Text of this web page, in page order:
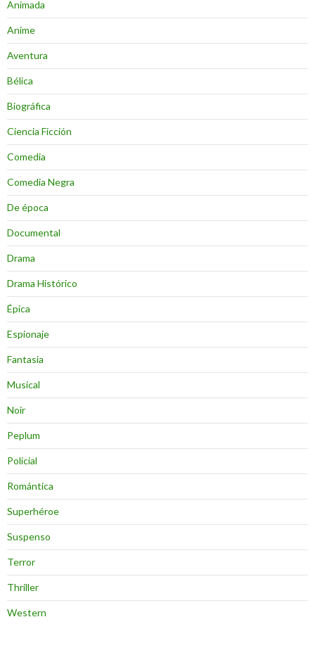
Animada
Anime
Aventura
Bélica
Biográfica
Ciencia Ficción
Comedia
Comedia Negra
De época
Documental
Drama
Drama Histórico
Épica
Espionaje
Fantasia
Musical
Noir
Peplum
Policial
Romántica
Superhéroe
Suspenso
Terror
Thriller
Western